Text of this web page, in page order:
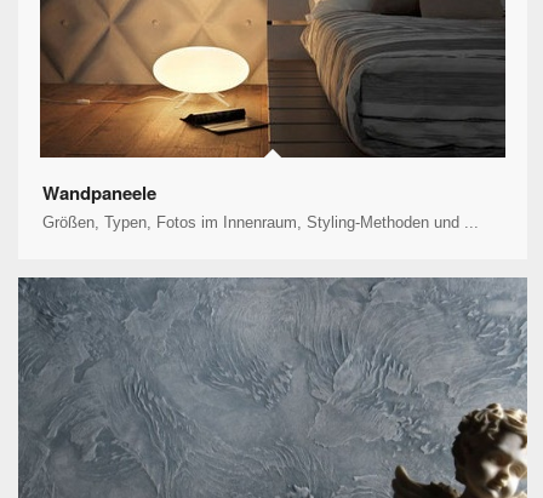
Wandpaneele
Größen, Typen, Fotos im Innenraum, Styling-Methoden und ...